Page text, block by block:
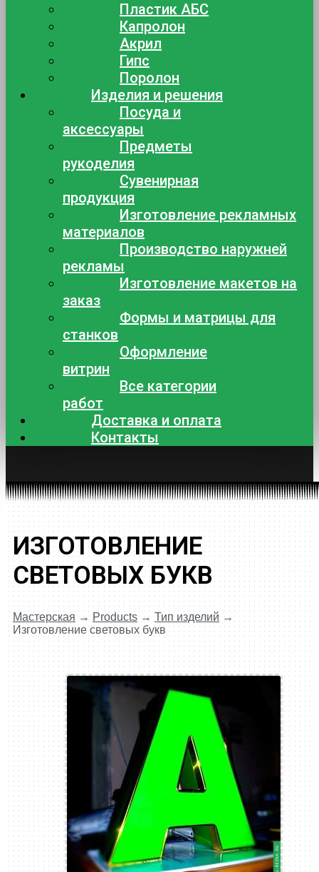
Пластик АБС
Капролон
Акрил
Гипс
Поролон
Изделия и решения
Посуда и
аксессуары
Предметы
рукоделия
Сувенирная
продукция
Изготовление рекламных
материалов
Производство наружней
рекламы
Изготовление макетов на
заказ
Формы и матрицы для
станков
Оформление
витрин
Все категории
работ
Доставка и оплата
Контакты
ИЗГОТОВЛЕНИЕ
СВЕТОВЫХ БУКВ
Мастерская → Products→Тип изделий→
Изготовление световых букв